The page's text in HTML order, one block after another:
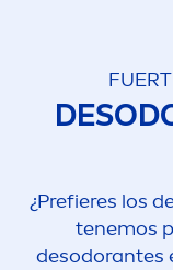
¿Prefieres los
tenemos
desodorantes